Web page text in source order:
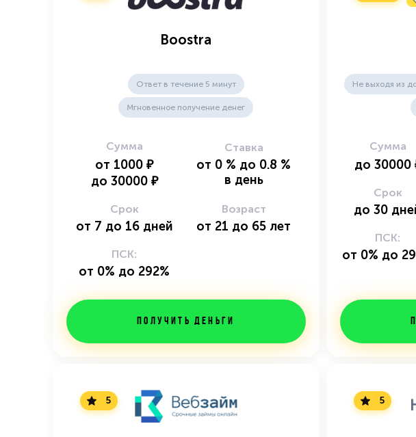
Boostra
Ответ в течение 5 минут
Мгновенное получение денег
Сумма
от 1000 ₽
до 30000 ₽
Ставка
от 0 % до 0.8 %
в день
Срок
от 7 до 16 дней
Возраст
от 21 до 65 лет
ПСК:
от 0% до 292%
Получить деньги
Не выходя из
Сумма
до 30000
Срок
до 30
ПСК:
от 0% до
5 5